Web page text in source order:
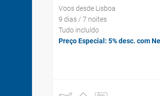
Voos desde Lisboa
9 dias / 7 noites
Tudo incluído
Preço Especial: 5% desc. com